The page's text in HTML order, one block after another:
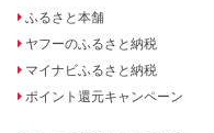
ふるさと本舗
ヤフーのふるさと納税
マイナビふるさと納税
ポイント還元キャンペーン